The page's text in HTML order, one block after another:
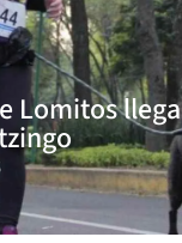
Lomitos llega